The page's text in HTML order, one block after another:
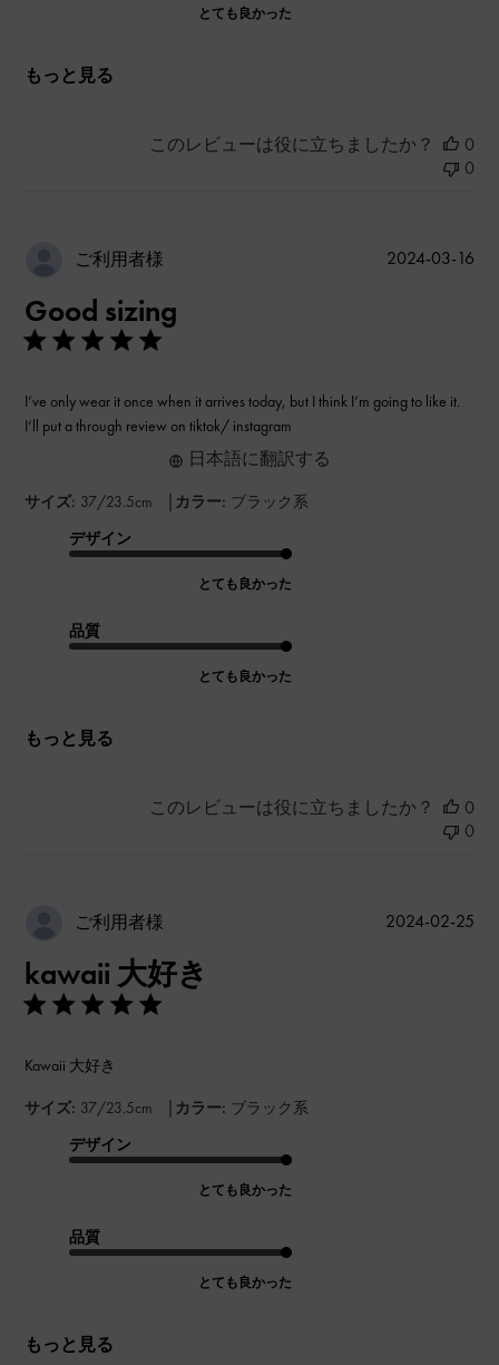
とても良かった
もっと見る
このレビューは役に立ちましたか？
0
0
ご利用者様
Good sizing
I’ve only wear it once when it arrives today, but I think I’m going to like it.
I’ll put a through review on tiktok/ instagram
サイズ: 37/23.5cm | カラー: ブラック系
デザイン
とても良かった
品質
とても良かった
もっと見る
日本語に翻訳する
公
2024-03-16
このレビューは役に立ちましたか？
0
0
ご利用者様
kawaii 大好き
Kawaii 大好き
サイズ: 37/23.5cm | カラー: ブラック系
デザイン
とても良かった
品質
とても良かった
もっと見る
公
2024-02-25